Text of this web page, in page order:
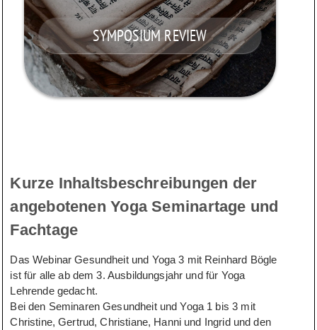
SYMPOSIUM REVIEW
Kurze Inhaltsbeschreibungen der
angebotenen Yoga Seminartage und
Fachtage
Das Webinar Gesundheit und Yoga 3 mit Reinhard Bögle
ist für alle ab dem 3. Ausbildungsjahr und für Yoga
Lehrende gedacht.
Bei den Seminaren Gesundheit und Yoga 1 bis 3 mit
Christine, Gertrud, Christiane, Hanni und Ingrid und den